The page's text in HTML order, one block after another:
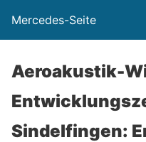
Mercedes-Seite
Aeroakustik-
Sindelfingen: